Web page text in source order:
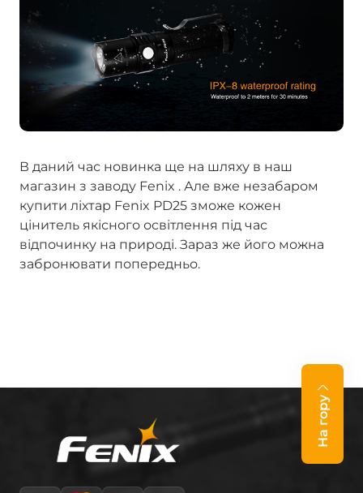
В даний час новинка ще на шляху в наш
магазин з заводу Fenix . Але вже незабаром
купити ліхтар Fenix PD25 зможе кожен
цінитель якісного освітлення під час
відпочинку на природі. Зараз же його можна
забронювати попередньо.
На гору